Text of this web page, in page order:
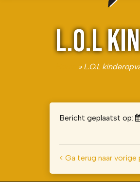
L.O.L
» L.O.L
Bericht geplaatst op:
< Ga terug naar vorige